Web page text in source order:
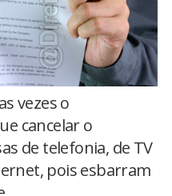
vezes o
cancelar o
de telefonia, de TV
pois esbarram